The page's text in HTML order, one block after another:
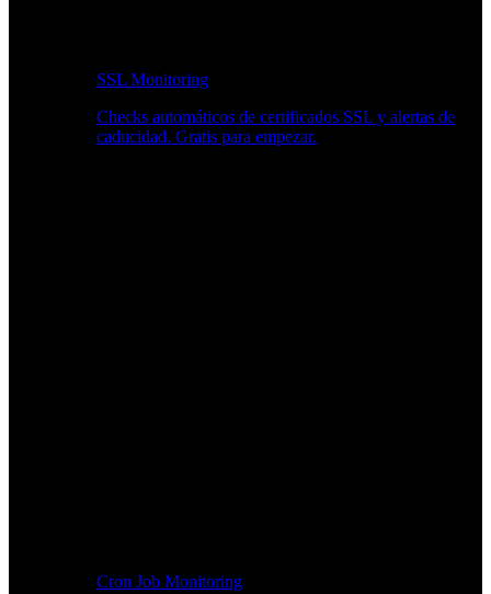
SSL Monitoring
Checks automáticos de certificados SSL y alertas de
caducidad. Gratis para empezar.
Cron Job Monitoring